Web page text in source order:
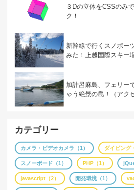
３Dの立体をCSSのみ
ク！
新幹線で行くスノボー
みた！上越国際スキー
加計呂麻島、フェリー
ゃう絶景の島！（アク
カテゴリー
カメラ・ビデオカメラ（1） ダイビング
スノーボード（1） PHP（1）
javascript（2） 開発環境（1）